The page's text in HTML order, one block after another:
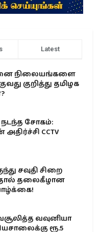
Latest
நிலையங்களை
குறித்து தமிழக
நடந்த சோகம்:
CCTV
சவுதி சிறை
தலைகீழான
வவுனியா
ரூ.5